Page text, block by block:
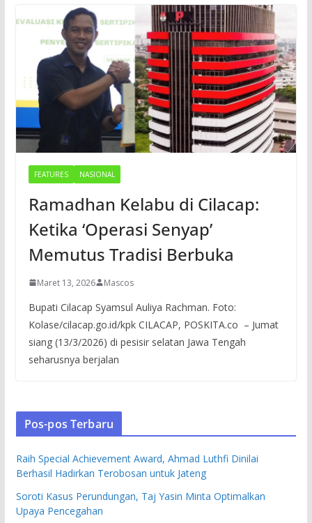
FEATURES NASIONAL
Ramadhan Kelabu di Cilacap:
Ketika ‘Operasi Senyap’
Memutus Tradisi Berbuka
Maret 13, 2026 Mascos
Bupati Cilacap Syamsul Auliya Rachman. Foto:
Kolase/cilacap.go.id/kpk CILACAP, POSKITA.co – Jumat
siang (13/3/2026) di pesisir selatan Jawa Tengah
seharusnya berjalan
Pos-pos Terbaru
Raih Special Achievement Award, Ahmad Luthfi Dinilai
Berhasil Hadirkan Terobosan untuk Jateng
Soroti Kasus Perundungan, Taj Yasin Minta Optimalkan
Upaya Pencegahan